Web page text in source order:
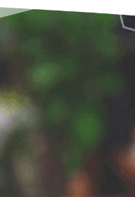
o seu consumidor,
dos alimentos que
público.
mundo precisa